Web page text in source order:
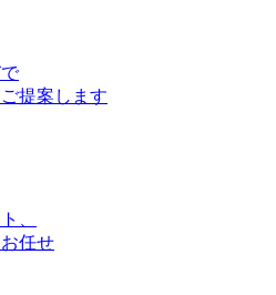
提案します
、
任せ